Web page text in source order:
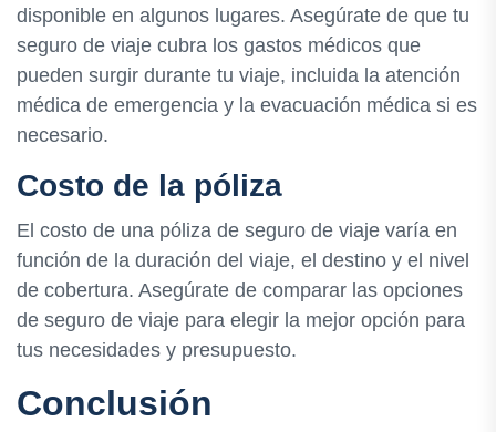
disponible en algunos lugares. Asegúrate de que tu
seguro de viaje cubra los gastos médicos que
pueden surgir durante tu viaje, incluida la atención
médica de emergencia y la evacuación médica si es
necesario.
Costo de la póliza
El costo de una póliza de seguro de viaje varía en
función de la duración del viaje, el destino y el nivel
de cobertura. Asegúrate de comparar las opciones
de seguro de viaje para elegir la mejor opción para
tus necesidades y presupuesto.
Conclusión